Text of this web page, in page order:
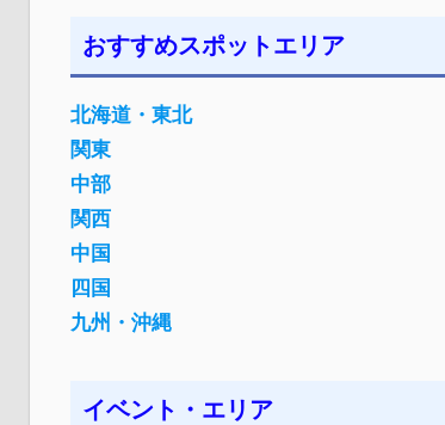
おすすめスポットエリア
北海道・東北
関東
中部
関西
中国
四国
九州・沖縄
イベント・エリア